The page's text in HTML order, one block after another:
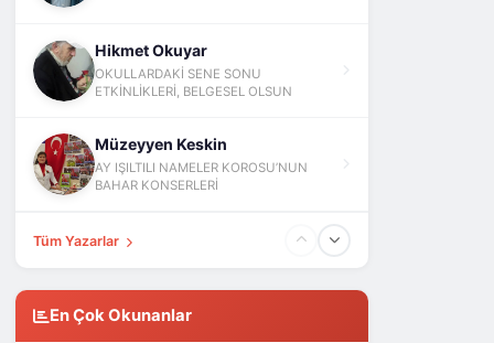
Hikmet Okuyar
OKULLARDAKİ SENE SONU
ETKİNLİKLERİ, BELGESEL OLSUN
Müzeyyen Keskin
AY IŞILTILI NAMELER KOROSU’NUN
BAHAR KONSERLERİ
Fatih Yokuş
Tüm Yazarlar
En Çok Okunanlar